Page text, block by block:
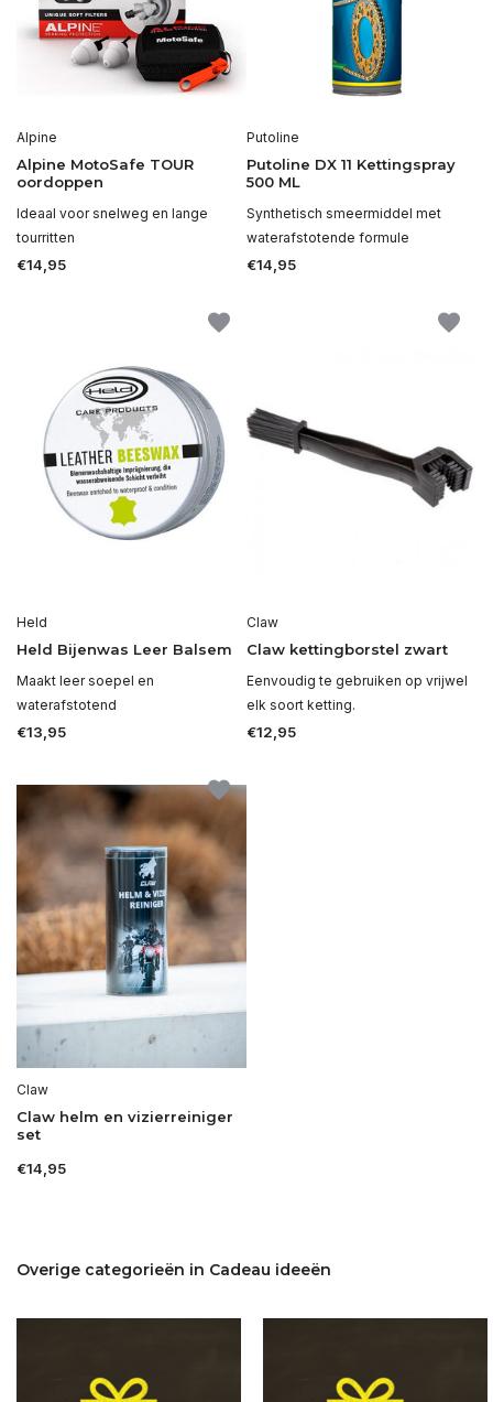
Alpine
Alpine MotoSafe TOUR
oordoppen
Ideaal voor snelweg en lange
tourritten
€14,95
Putoline
Putoline DX 11 Kettingspray
500 ML
Synthetisch smeermiddel met
waterafstotende formule
€14,95
Held
Held Bijenwas Leer Balsem
Maakt leer soepel en
waterafstotend
€13,95
Claw
Claw kettingborstel zwart
Eenvoudig te gebruiken op vrijwel
elk soort ketting.
€12,95
Claw
Claw helm en vizierreiniger
set
€14,95
Overige categorieën in Cadeau ideeën